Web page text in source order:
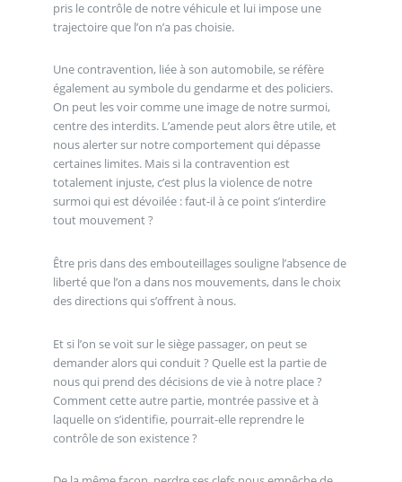
pris le contrôle de notre véhicule et lui impose une
trajectoire que l’on n’a pas choisie.
Une contravention, liée à son automobile, se réfère
également au symbole du gendarme et des policiers.
On peut les voir comme une image de notre surmoi,
centre des interdits. L’amende peut alors être utile, et
nous alerter sur notre comportement qui dépasse
certaines limites. Mais si la contravention est
totalement injuste, c’est plus la violence de notre
surmoi qui est dévoilée : faut-il à ce point s’interdire
tout mouvement ?
Être pris dans des embouteillages souligne l’absence de
liberté que l’on a dans nos mouvements, dans le choix
des directions qui s’offrent à nous.
Et si l’on se voit sur le siège passager, on peut se
demander alors qui conduit ? Quelle est la partie de
nous qui prend des décisions de vie à notre place ?
Comment cette autre partie, montrée passive et à
laquelle on s’identifie, pourrait-elle reprendre le
contrôle de son existence ?